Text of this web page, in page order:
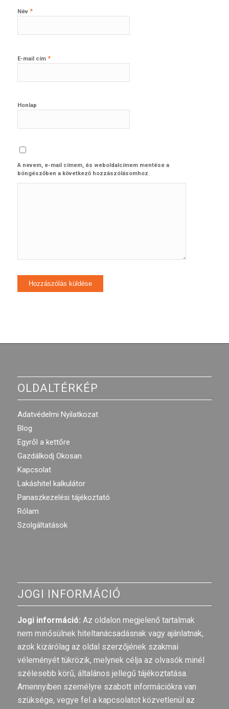
Név *
E-mail cím *
Honlap
A nevem, e-mail címem, és weboldalcímem mentése a
böngészőben a következő hozzászólásomhoz.
OLDALTÉRKÉP
Adatvédelmi Nyilatkozat
Blog
Egyről a kettőre
Gazdálkodj Okosan
Kapcsolat
Lakáshitel kalkulátor
Panaszkezelési tájékoztató
Rólam
Szolgáltatások
JOGI INFORMÁCIÓ
Jogi információ: Az oldalon megjelenő tartalmak
nem minősülnek hiteltanácsadásnak vagy ajánlatnak,
azok kizárólag az oldal szerzőjének szakmai
véleményét tükrözik, melynek célja az olvasók minél
szélesebb körű, általános jellegű tájékoztatása.
Amennyiben személyre szabott információkra van
szüksége, vegye fel a kapcsolatot közvetlenül az